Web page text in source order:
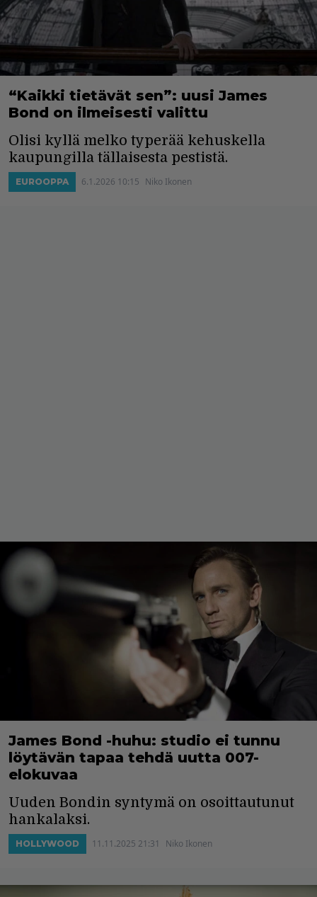
“Kaikki tietävät sen”: uusi James
Bond on ilmeisesti valittu
Olisi kyllä melko typerää kehuskella
kaupungilla tällaisesta pestistä.
EUROOPPA 6.1.2026 10:15 Niko Ikonen
James Bond -huhu: studio ei tunnu
löytävän tapaa tehdä uutta 007-
elokuvaa
Uuden Bondin syntymä on osoittautunut
hankalaksi.
HOLLYWOOD 11.11.2025 21:31 Niko Ikonen